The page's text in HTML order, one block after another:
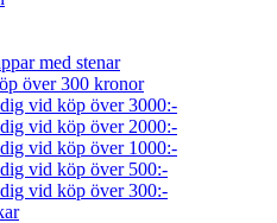
med stenar
över 300 kronor
vid köp över 3000:-
vid köp över 2000:-
vid köp över 1000:-
vid köp över 500:-
vid köp över 300:-